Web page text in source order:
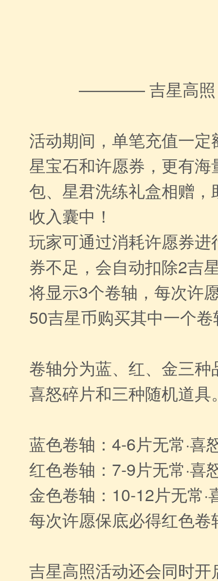
———— 吉星高
活动期间，单笔充值一
星宝石和许愿券，更有
包、星君洗练礼盒相赠
收入囊中！
玩家可通过消耗许愿券
券不足，会自动扣除2吉
将显示3个卷轴，每次许
50吉星币购买其中一个
卷轴分为蓝、红、金三种
喜怒碎片和三种随机道具
蓝色卷轴：4-6片无常·喜
红色卷轴：7-9片无常·喜
金色卷轴：10-12片无常·
每次许愿保底必得红色卷
吉星高照活动还会同时